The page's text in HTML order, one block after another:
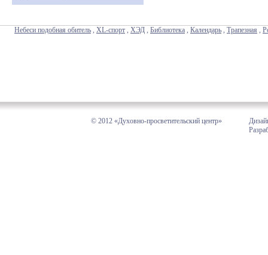
Небеси подобная обитель , XL-спорт , ХЭД , Библиотека , Календарь , Трапезная ,
© 2012 «Духовно-просветительский центр»